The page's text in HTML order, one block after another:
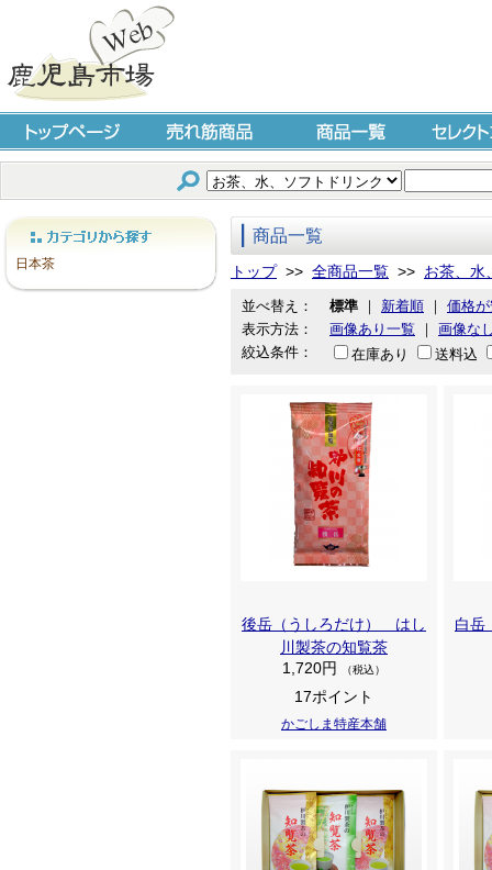
トップページ 売れ筋商品 商品一覧 セレクト
カテゴリから探す
日本茶
商品一覧
トップ>> 全商品一覧 >> お茶、水
並べ替え： 標準 ｜ 新着順 ｜ 価格
表示方法：
画像あり一覧 ｜ 画像な
絞込条件：
在庫あり 送料込
後岳（うしろだけ） はし
川製茶の知覧茶
1,720円
（税込）
17ポイント
かごしま特産本舗
白岳